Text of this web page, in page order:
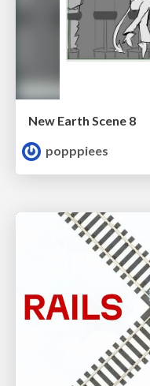
New Earth Scene 8
popppiees